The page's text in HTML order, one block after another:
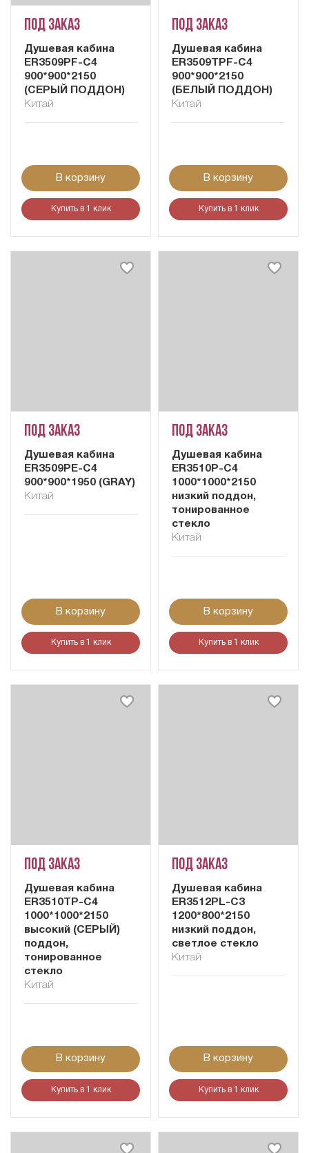
Под заказ
Душевая кабина
ER3509PF-C4
900*900*2150
(СЕРЫЙ ПОДДОН)
Китай
В корзину
Купить в 1 клик
Под заказ
Душевая кабина
ER3509TPF-C4
900*900*2150
(БЕЛЫЙ ПОДДОН)
Китай
В корзину
Купить в 1 клик
Под заказ
Душевая кабина
ER3509PE-C4
900*900*1950 (GRAY)
Китай
В корзину
Купить в 1 клик
Под заказ
Душевая кабина
ER3510P-C4
1000*1000*2150
низкий поддон,
тонированное
стекло
Китай
В корзину
Купить в 1 клик
Под заказ
Душевая кабина
ER3510TP-C4
1000*1000*2150
высокий (СЕРЫЙ)
поддон,
тонированное
стекло
Китай
В корзину
Купить в 1 клик
Под заказ
Душевая кабина
ER3512PL-C3
1200*800*2150
низкий поддон,
светлое стекло
Китай
В корзину
Купить в 1 клик